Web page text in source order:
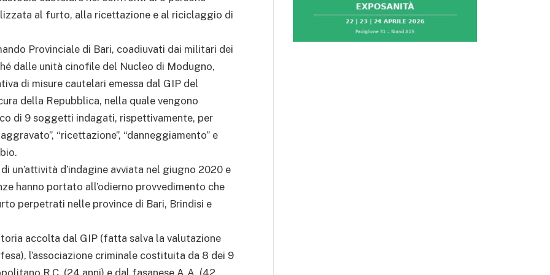
al furto, alla ricettazione e al riciclaggio di
Provinciale di Bari, coadiuvati dai militari dei
dalle unità cinofile del Nucleo di Modugno,
di misure cautelari emessa dal GIP del
della Repubblica, nella quale vengono
di 9 soggetti indagati, rispettivamente, per
“ricettazione”, “danneggiamento” e
un’attività d’indagine avviata nel giugno 2020 e
hanno portato all’odierno provvedimento che
perpetrati nelle province di Bari, Brindisi e
accolta dal GIP (fatta salva la valutazione
l’associazione criminale costituita da 8 dei 9
R.C. (24 anni) e dal fasanese A.A. (42